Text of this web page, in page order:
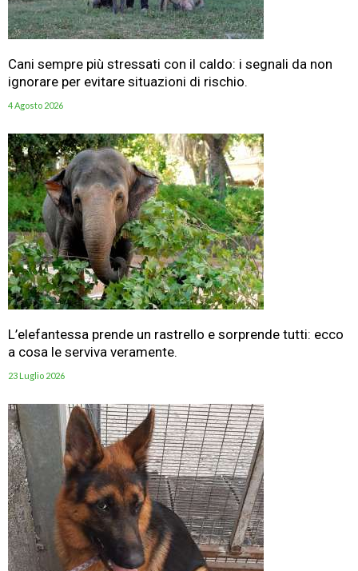
Cani sempre più stressati con il caldo: i segnali da non
ignorare per evitare situazioni di rischio.
4 Agosto 2026
L’elefantessa prende un rastrello e sorprende tutti: ecco
a cosa le serviva veramente.
23 Luglio 2026